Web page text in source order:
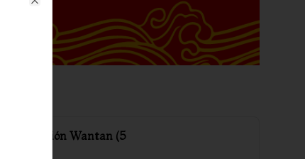
Media porción Wantan (5